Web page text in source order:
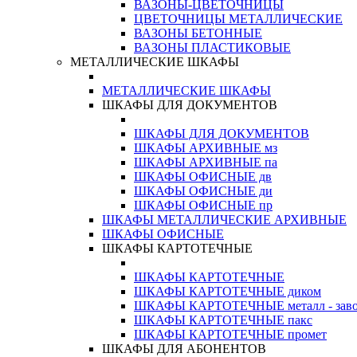
ВАЗОНЫ-ЦВЕТОЧНИЦЫ
ЦВЕТОЧНИЦЫ МЕТАЛЛИЧЕСКИЕ
ВАЗОНЫ БЕТОННЫЕ
ВАЗОНЫ ПЛАСТИКОВЫЕ
МЕТАЛЛИЧЕСКИЕ ШКАФЫ
МЕТАЛЛИЧЕСКИЕ ШКАФЫ
ШКАФЫ ДЛЯ ДОКУМЕНТОВ
ШКАФЫ ДЛЯ ДОКУМЕНТОВ
ШКАФЫ АРХИВНЫЕ мз
ШКАФЫ АРХИВНЫЕ па
ШКАФЫ ОФИСНЫЕ дв
ШКАФЫ ОФИСНЫЕ ди
ШКАФЫ ОФИСНЫЕ пр
ШКАФЫ МЕТАЛЛИЧЕСКИЕ АРХИВНЫЕ
ШКАФЫ ОФИСНЫЕ
ШКАФЫ КАРТОТЕЧНЫЕ
ШКАФЫ КАРТОТЕЧНЫЕ
ШКАФЫ КАРТОТЕЧНЫЕ диком
ШКАФЫ КАРТОТЕЧНЫЕ металл -
ШКАФЫ КАРТОТЕЧНЫЕ пакс
ШКАФЫ КАРТОТЕЧНЫЕ промет
ШКАФЫ ДЛЯ АБОНЕНТОВ